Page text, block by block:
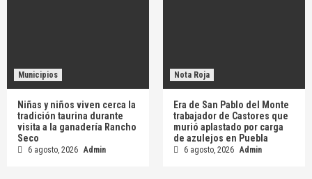
Municipios
Niñas y niños viven cerca la
tradición taurina durante
visita a la ganadería Rancho
Seco
6 agosto, 2026 Admin
Nota Roja
Era de San Pablo del Monte
trabajador de Castores que
murió aplastado por carga
de azulejos en Puebla
6 agosto, 2026 Admin